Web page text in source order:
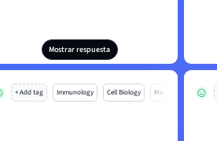
Mostrar respuesta
+ Add tag Immunology Cell Biology Mo